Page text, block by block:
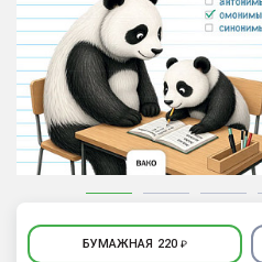
БУМАЖНАЯ 220 ₽